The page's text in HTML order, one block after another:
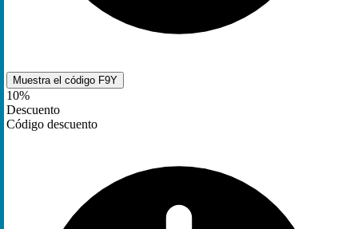
Muestra el código F9Y
10%
Descuento
Código descuento